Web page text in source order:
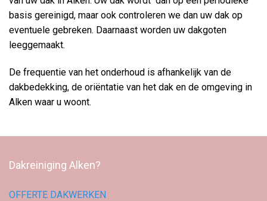
basis gereinigd, maar ook controleren we dan uw dak op
eventuele gebreken. Daarnaast worden uw dakgoten
leeggemaakt.
De frequentie van het onderhoud is afhankelijk van de
dakbedekking, de oriëntatie van het dak en de omgeving in
Alken waar u woont.
Dakreiniging Alken?
OFFERTE DAKWERKEN